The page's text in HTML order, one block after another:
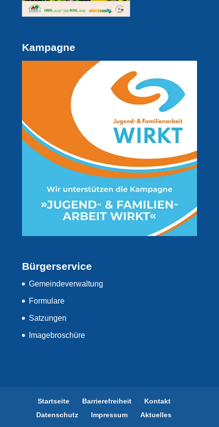
Kampagne
Bürgerservice
Gemeindeverwaltung
Formulare
Satzungen
Imagebroschüre
Startseite Barrierefreiheit
Kontakt
Datenschutz
Impressum Aktuelles